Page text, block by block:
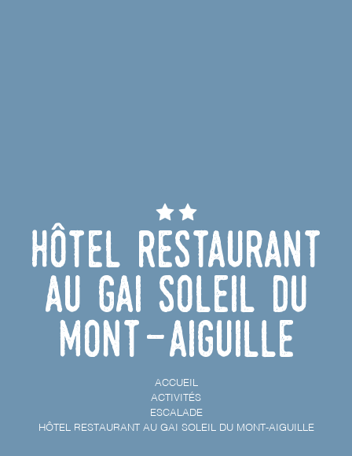
Hôtel Restaurant
au Gai Soleil du
Mont-Aiguille
ACCUEIL
ACTIVITÉS
ESCALADE
HÔTEL RESTAURANT AU GAI SOLEIL DU MONT-AIGUILLE